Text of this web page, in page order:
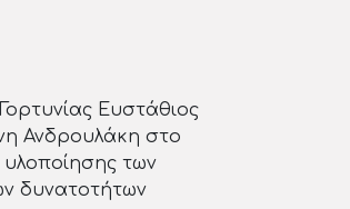
Ευστάθιος
Ανδρουλάκη στο
υλοποίησης των
δυνατοτήτων